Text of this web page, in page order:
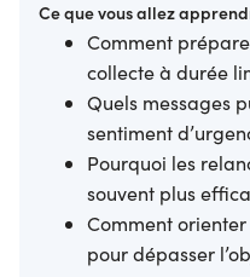
Ce que vous allez
Comment
collecte à durée
Quels messages
sentiment
Pourquoi les
souvent plus
Comment
pour dépasser